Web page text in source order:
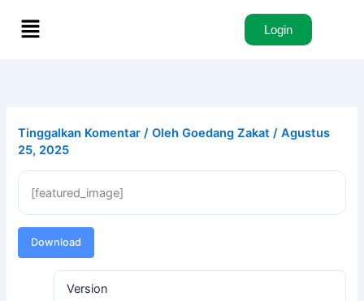
Menu Login
Tinggalkan Komentar / OlehGoedang Zakat/Agustus
25, 2025
[featured_image]
Download
Version